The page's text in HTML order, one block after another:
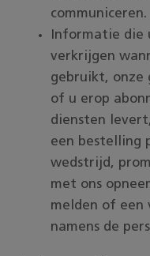
communiceren.
Informatie die
verkrijgen
gebruikt, onze
of u erop
diensten
een bestelling
wedstrijd,
met ons
melden of een
namens de